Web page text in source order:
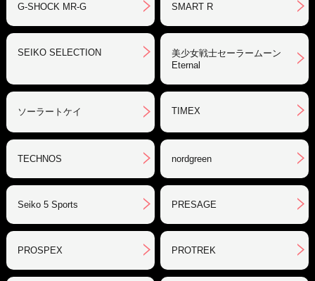
G-SHOCK MR-G SMART R
SEIKO SELECTION
美少女戦士セーラームーン
Eternal
ソーラートケイ TIMEX
TECHNOS nordgreen
Seiko 5 Sports PRESAGE
PROSPEX PROTREK